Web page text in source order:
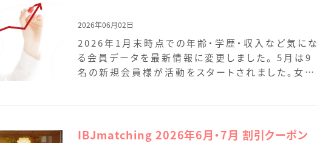
2026年06月02日
2026年1月末時点での年齢・学歴・収入など気にな
る会員データを最新情報に変更しました。 5月は9
名の新規会員様が活動をスタートされました。女性
IBJmatching 2026年6月・7月 割引クーポン